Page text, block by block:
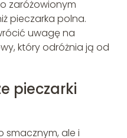
zaróżowionym
pieczarka polna.
uwagę na
który odróżnia ją od
pieczarki
smacznym, ale i